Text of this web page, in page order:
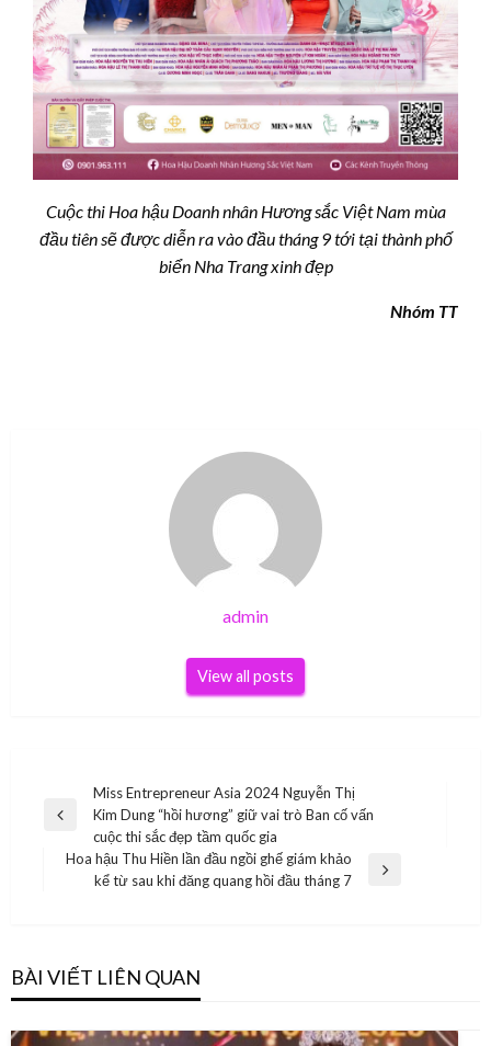
Cuộc thi Hoa hậu Doanh nhân Hương sắc Việt Nam mùa
đầu tiên sẽ được diễn ra vào đầu tháng 9 tới tại thành phố
biển Nha Trang xinh đẹp
Nhóm TT
admin
View all posts
hướng
bài
Previous
Miss Entrepreneur Asia 2024 Nguyễn Thị
Kim Dung “hồi hương” giữ vai trò Ban cố vấn
cuộc thi sắc đẹp tầm quốc gia
Next
Hoa hậu Thu Hiền lần đầu ngồi ghế giám khảo
kể từ sau khi đăng quang hồi đầu tháng 7
BÀI VIẾT LIÊN QUAN